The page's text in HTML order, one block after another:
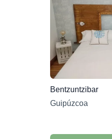
Bentzuntzibar
Guipúzcoa